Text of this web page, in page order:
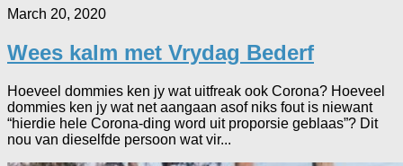
March 20, 2020
Wees kalm met Vrydag Bederf
Hoeveel dommies ken jy wat uitfreak ook Corona? Hoeveel
dommies ken jy wat net aangaan asof niks fout is niewant
“hierdie hele Corona-ding word uit proporsie geblaas”? Dit
nou van dieselfde persoon wat vir...